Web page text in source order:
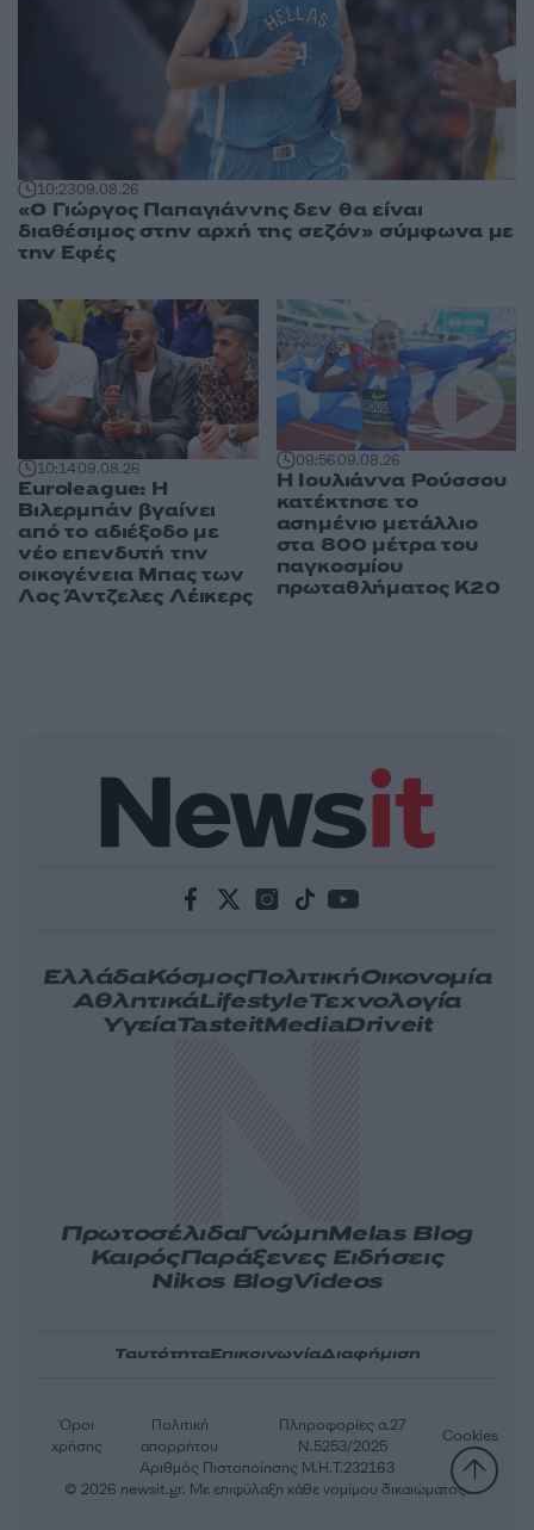
10:2309.08.26
«Ο Γιώργος Παπαγιάννης δεν θα είναι
διαθέσιμος στην αρχή της σεζόν» σύμφωνα με
την Εφές
10:1409.08.26
Euroleague: Η
Βιλερμπάν βγαίνει
από το αδιέξοδο με
νέο επενδυτή την
οικογένεια Μπας των
Λος Άντζελες Λέικερς
09:5609.08.26
Η Ιουλιάννα Ρούσσου
κατέκτησε το
ασημένιο μετάλλιο
στα 800 μέτρα του
παγκοσμίου
πρωταθλήματος Κ20
ΕλλάδαΚόσμοςΠολιτικήΟικονομία
ΑθλητικάLifestyleΤεχνολογία
ΥγείαTasteitMediaDriveit
ΠρωτοσέλιδαΓνώμηMelas Blog
ΚαιρόςΠαράξενες Ειδήσεις
Nikos BlogVideos
ΤαυτότηταΕπικοινωνίαΔιαφήμιση
Αριθμός Πιστοποίησης Μ.Η.Τ.232163
Όροι
χρήσης
Πολιτική
απορρήτου
Πληροφορίες α.27
Ν.5253/2025
Cookies
© 2026 newsit.gr. Με επιφύλαξη κάθε νομίμου δικαιώματος.